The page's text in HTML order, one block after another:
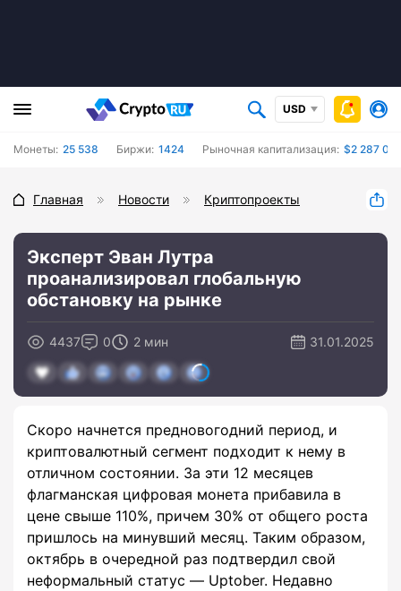
USD
Монеты: 25 538 Биржи: 1424 Рыночная капитализация: $2 287
Главная Новости Криптопроекты
Эксперт Эван Лутра
проанализировал глобальную
обстановку на рынке
4437 0 2 мин 31.01.2025
Скоро начнется предновогодний период, и
криптовалютный сегмент подходит к нему в
отличном состоянии. За эти 12 месяцев
флагманская цифровая монета прибавила в
цене свыше 110%, причем 30% от общего роста
пришлось на минувший месяц. Таким образом,
октябрь в очередной раз подтвердил свой
неформальный статус — Uptober. Недавно